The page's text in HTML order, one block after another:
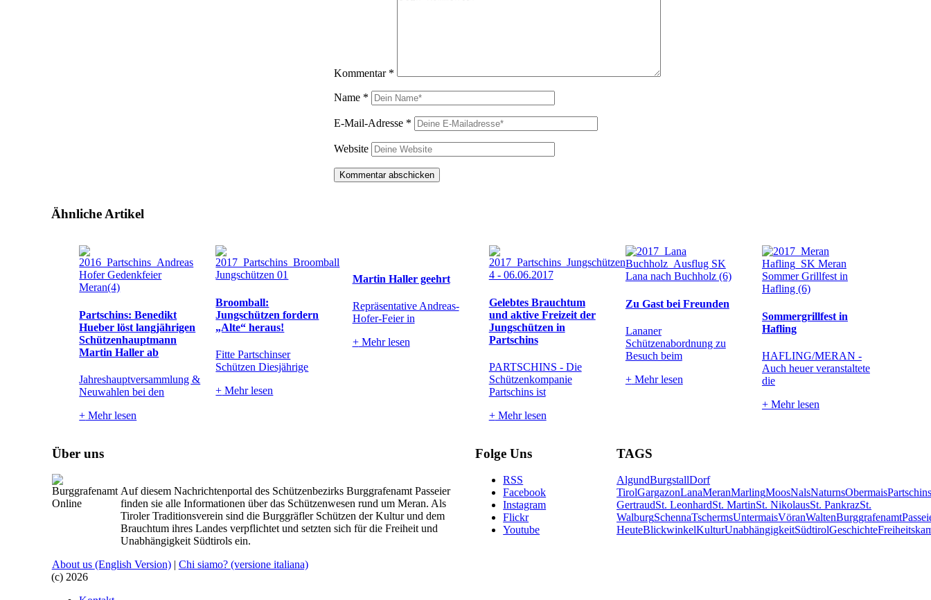
Kommentar *
Name *
E-Mail-Adresse *
Website
Ähnliche Artikel
Partschins: Benedikt
Hueber löst langjährigen
Schützenhauptmann
Martin Haller ab
Jahreshauptversammlung &
Neuwahlen bei den
+ Mehr lesen
Broomball:
Jungschützen fordern
„Alte“ heraus!
Fitte Partschinser
Schützen Diesjährige
+ Mehr lesen
Martin Haller geehrt
Repräsentative Andreas-
Hofer-Feier in
+Mehr lesen
Gelebtes Brauchtum
und aktive Freizeit der
Jungschützen in
Partschins
PARTSCHINS - Die
Schützenkompanie
Partschins ist
+Mehr lesen
Zu Gast bei Freunden
Lananer
Schützenabordnung zu
Besuch beim
+Mehr lesen
Sommergrillfest in
Hafling
HAFLING/MERAN -
Auch heuer veranstaltete
die
+Mehr lesen
Über uns
Auf diesem Nachrichtenportal des Schützenbezirks Burggrafenamt Passeier
finden sie alle Informationen über das Schützenwesen rund um Meran. Als
Tiroler Traditionsverein sind die Burggräfler Schützen der Kultur und dem
Brauchtum ihres Landes verpflichtet und setzten sich für die Freiheit und
Unabhängigkeit Südtirols ein.
About us (English Version)| Chi siamo? (versione italiana)
Folge Uns
RSS
Facebook
Instagram
Flickr
Youtube
TAGS
AlgundBurgstallDorf
TirolGargazonLanaMeranMarlingMoosNalsNaturnsObermais
GertraudSt. LeonhardSt. MartinSt. NikolausSt. PankrazSt.
WalburgSchennaTschermsUntermaisVöranWaltenBurggrafenamt
HeuteBlickwinkelKulturUnabhängigkeitSüdtirolGeschichte
(c) 2026